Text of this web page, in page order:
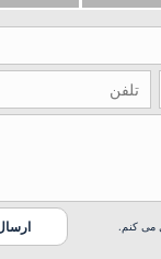
می کنم.